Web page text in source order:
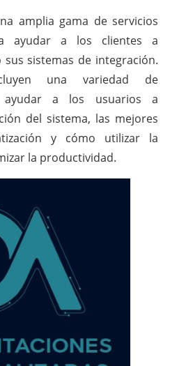
amplia gama de servicios
ayudar a los clientes a
sistemas de integración.
una variedad de
ayudar a los usuarios a
del sistema, las mejores
y cómo utilizar la
la productividad.